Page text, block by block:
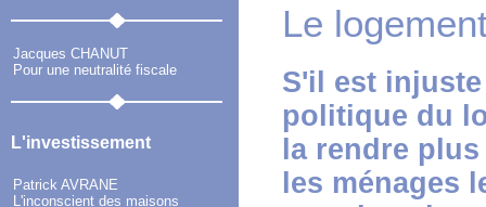
Jacques CHANUT
Pour une neutralité fiscale
L'investissement
Patrick AVRANE
L'inconscient des maisons
Le
S'il est
politique du
la rendre
les ménages